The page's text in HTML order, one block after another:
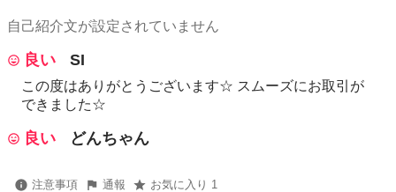
自己紹介文が設定されていません
良い SI
この度はありがとうございます☆ スムーズにお取引が
できました☆
良い どんちゃん
注意事項 通報 お気に入り 1